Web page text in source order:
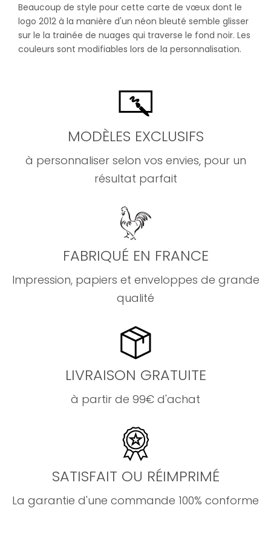
Beaucoup de style pour cette carte de vœux dont le
logo 2012 à la manière d'un néon bleuté semble glisser
sur le la trainée de nuages qui traverse le fond noir. Les
couleurs sont modifiables lors de la personnalisation.
MODÈLES EXCLUSIFS
à personnaliser selon vos envies, pour un
résultat parfait
FABRIQUÉ EN FRANCE
Impression, papiers et enveloppes de grande
qualité
LIVRAISON GRATUITE
à partir de 99€ d'achat
SATISFAIT OU RÉIMPRIMÉ
La garantie d'une commande 100% conforme